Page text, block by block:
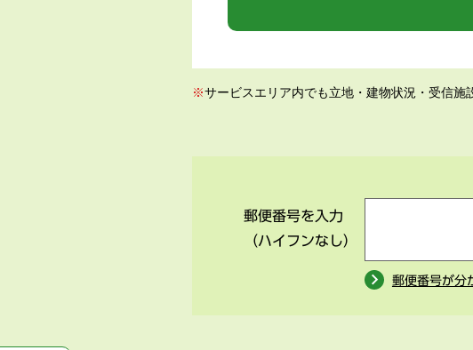
※サービスエリア内でも立地・建物状況・受信施
郵便番号を入力
（ハイフンなし）
郵便番号が分